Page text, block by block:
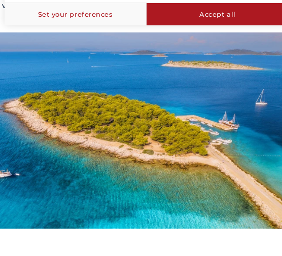
vous accueille autour d'une plage rocheuse et ensoleillée.
Set your preferences Accept all